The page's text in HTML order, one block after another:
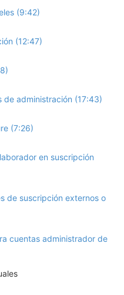
(9:42)
(12:47)
de administración (17:43)
(7:26)
en suscripción
de suscripción externos o
cuentas administrador de